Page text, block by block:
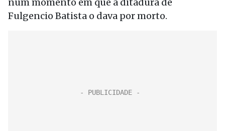
Fulgencio Batista o dava por morto.